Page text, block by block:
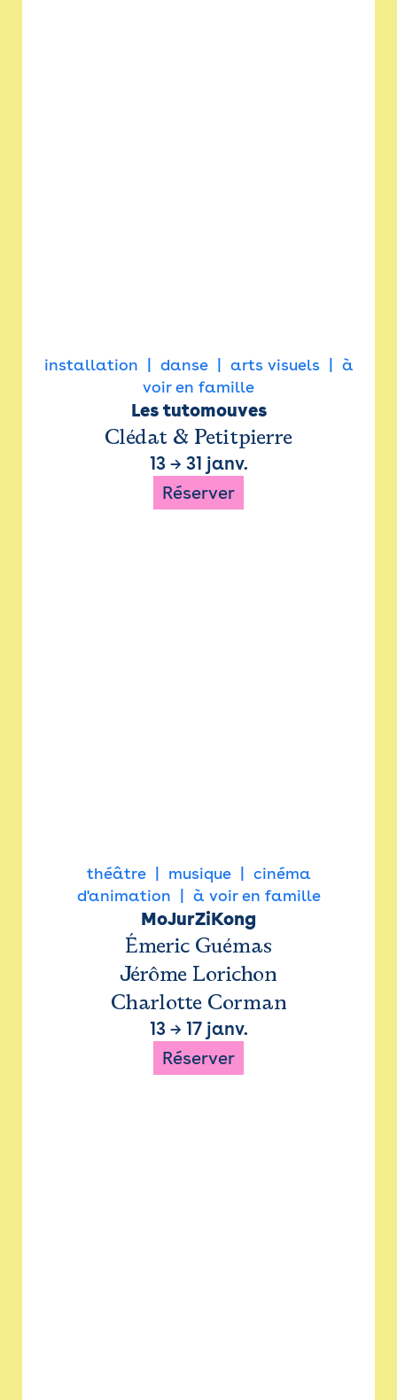
installation danse arts visuels
à
voir en famille
Les tutomouves
Clédat & Petitpierre
13→ 31 janv.
Réserver
théâtre musique
cinéma
d'animation
à voir en famille
MoJurZiKong
Émeric Guémas
Jérôme Lorichon
Charlotte Corman
13→ 17 janv.
Réserver